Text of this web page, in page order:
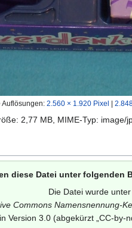
Auflösungen: 2.560 × 1.920 Pixel
2,77 MB, MIME-Typ: image/
diese Datei unter folgenden
Die Datei wurde
Commons Namensnennung-
in Version 3.0 (abgekürzt „CC-by-